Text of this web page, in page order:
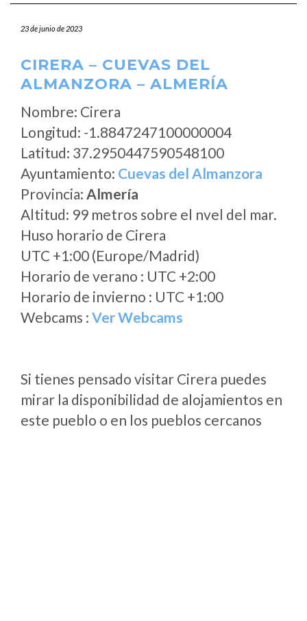
23 de junio de 2023
CIRERA – CUEVAS DEL
ALMANZORA – ALMERÍA
Nombre: Cirera
Longitud: -1.8847247100000004
Latitud: 37.2950447590548100
Ayuntamiento: Cuevas del Almanzora
Provincia: Almería
Altitud: 99 metros sobre el nvel del mar.
Huso horario de Cirera
UTC +1:00 (Europe/Madrid)
Horario de verano : UTC +2:00
Horario de invierno : UTC +1:00
Webcams : Ver Webcams
Si tienes pensado visitar Cirera puedes
mirar la disponibilidad de alojamientos en
este pueblo o en los pueblos cercanos